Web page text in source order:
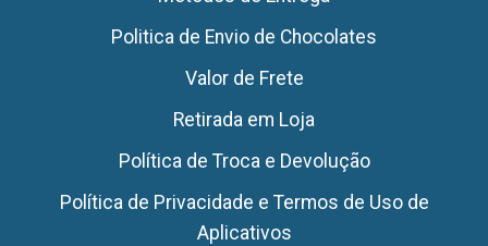
Politica de Envio de Chocolates
Valor de Frete
Retirada em Loja
Política de Troca e Devolução
Política de Privacidade e Termos de Uso de
Aplicativos